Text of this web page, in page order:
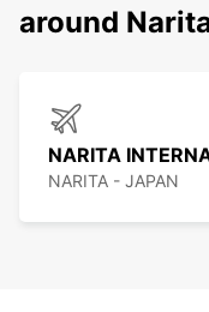
around
NARITA
NARITA - JAPAN